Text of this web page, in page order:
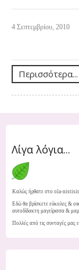
4 Σεπτεμβρίου, 2010
Περισσότερα...
Λίγα λόγια...
Καλώς ήρθατε στο ola-
Εδώ θα βρίσκετε εύκολες &
αυτοδίδακτη μαγείρισσα &
Πολλές από τις συνταγές μας